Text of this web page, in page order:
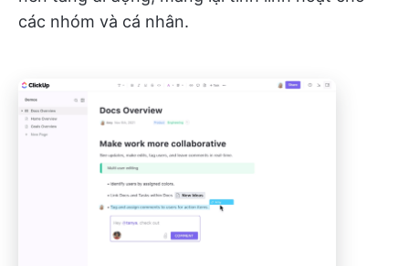
các nhóm và cá nhân.